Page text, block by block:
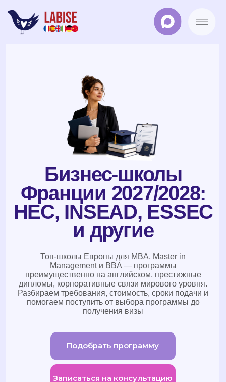
Бизнес-школы
Франции 2027/2028:
HEC, INSEAD, ESSEC
и другие
Топ-школы Европы для MBA, Master in
Management и BBA — программы
преимущественно на английском, престижные
дипломы, корпоративные связи мирового уровня.
Разбираем требования, стоимость, сроки подачи и
помогаем поступить от выбора программы до
Подобрать программу
Записаться на консультацию